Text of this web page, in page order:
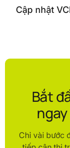
Cập nhật
Bắt
Chỉ vài bước